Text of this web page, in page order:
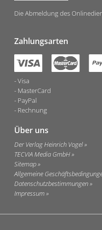
Die Abmeldung des
Zahlungsarten
Visa
MasterCard
PayPal
Rechnung
Über uns
Der Verlag Heinrich Vogel
TECVIA Media GmbH
Sitemap
Allgemeine
Datenschutzbestimmungen
Impressum